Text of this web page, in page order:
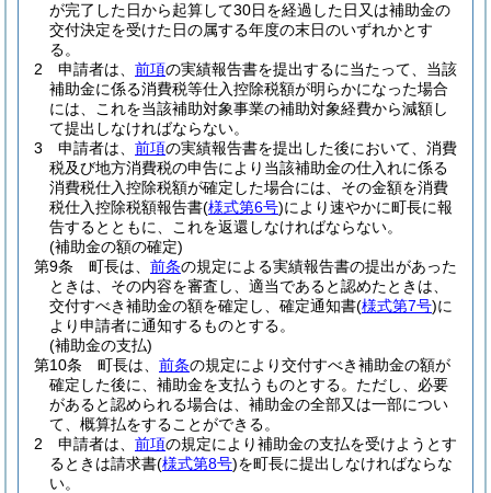
が完了した日から起算して30日を経過した日又は補助金の
交付決定を受けた日の属する年度の末日のいずれかとす
る。
2
申請者は、 前項の実績報告書を提出するに当たって、当該
補助金に係る消費税等仕入控除税額が明らかになった場合
には、これを当該補助対象事業の補助対象経費から減額し
て提出しなければならない。
3
申請者は、 前項の実績報告書を提出した後において、消費
税及び地方消費税の申告により当該補助金の仕入れに係る
消費税仕入控除税額が確定した場合には、その金額を消費
税仕入控除税額報告書(様式第6号)により速やかに町長に報
告するとともに、これを返還しなければならない。
(補助金の額の確定)
第9条
町長は、 前条の規定による実績報告書の提出があった
ときは、その内容を審査し、適当であると認めたときは、
交付すべき補助金の額を確定し、確定通知書(様式第7号)に
より申請者に通知するものとする。
(補助金の支払)
第10条
町長は、 前条の規定により交付すべき補助金の額が
確定した後に、補助金を支払うものとする。 ただし、必要
があると認められる場合は、補助金の全部又は一部につい
て、概算払をすることができる。
2
申請者は、 前項の規定により補助金の支払を受けようとす
るときは請求書(様式第8号)を町長に提出しなければならな
い。